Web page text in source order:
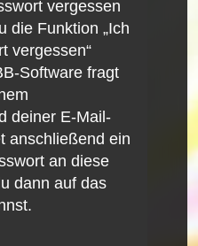
vergessen
die Funktion „Ich
vergessen“
Software fragt
deiner E-Mail-
anschließend ein
an diese
dann auf das